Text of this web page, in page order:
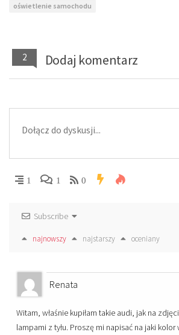
oświetlenie samochodu
2 Dodaj komentarz
1 1 0
Subscribe
najnowszy najstarszy oceniany
Renata
Witam, właśnie kupiłam takie audi, jak na
lampami z tyłu. Proszę mi napisać na jaki